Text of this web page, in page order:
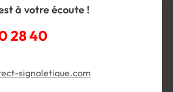
à votre écoute !
28 40
signaletique.com